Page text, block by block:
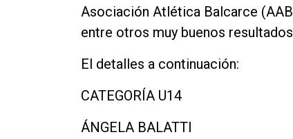
Asociación Atlética Balcarce
entre otros muy buenos
El detalles a continuación:
CATEGORÍA U14
ÁNGELA BALATTI